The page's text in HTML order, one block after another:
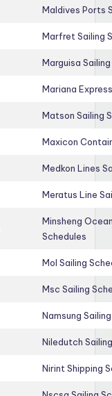
Maldives Ports
Marfret Sailing
Marguisa
Mariana
Matson Sailing
Maxicon
Medkon Lines
Meratus Line
Minsheng
Schedules
Mol Sailing
Msc Sailing
Namsung
Niledutch
Nirint Shipping